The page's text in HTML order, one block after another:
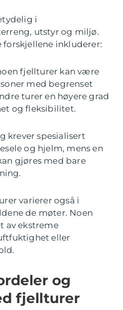
i
utstyr og miljø.
forskjellene inkluderer:
fjellturer kan være
med begrenset
turer en høyere grad
og fleksibilitet.
krever spesialisert
og hjelm, mens en
gjøres med bare
varierer også i
de møter. Noen
av ekstreme
eller
og
fjellturer